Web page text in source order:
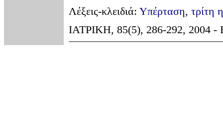
Λέξεις-κλειδιά: Υπέρταση, τρίτη
ΙΑΤΡΙΚΗ, 85(5), 286-292, 2004 -